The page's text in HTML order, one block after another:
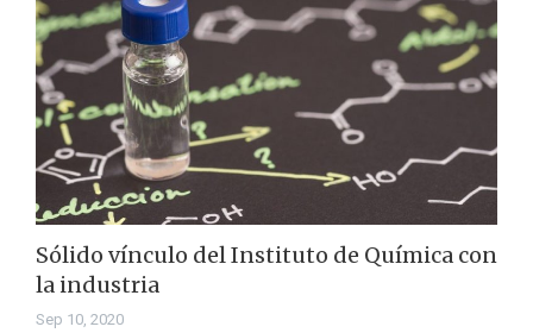
Sólido vínculo del Instituto de Química con
la industria
Sep 10, 2020